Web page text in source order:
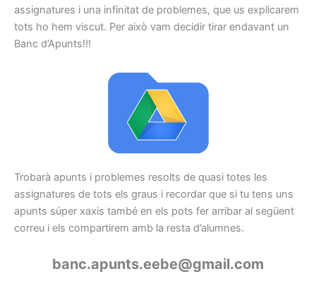
assignatures i una infinitat de problemes, que us explicarem
tots ho hem viscut. Per això vam decidir tirar endavant un
Banc d’Apunts!!!
Trobarà apunts i problemes resolts de quasi totes les
assignatures de tots els graus i recordar que si tu tens uns
apunts súper xaxis també en els pots fer arribar al següent
correu i els compartirem amb la resta d’alumnes.
banc.apunts.eebe@gmail.com